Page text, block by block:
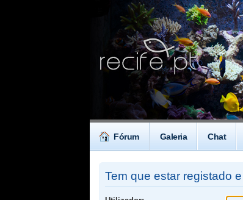
Fórum Galeria Chat
Tem que estar registado